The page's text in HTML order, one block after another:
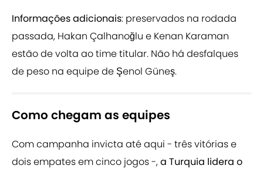
Informações adicionais: preservados na rodada
passada, Hakan Çalhanoğlu e Kenan Karaman
estão de volta ao time titular. Não há desfalques
de peso na equipe de Şenol Güneş.
Como chegam as equipes
Com campanha invicta até aqui - três vitórias e
dois empates em cinco jogos -,a Turquia lidera o